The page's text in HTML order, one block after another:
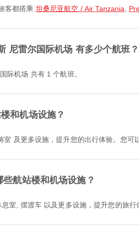
客都搭乘 坦桑尼亚航空 / Air Tanzania
尼雷尔国际机场 有多少个航班？
际机场 共有 1 个航班。
和机场设施？
室 及更多设施，提升您的出行体验。您可
航站楼和机场设施？
息室, 摆渡车 以及更多设施，提升您的旅